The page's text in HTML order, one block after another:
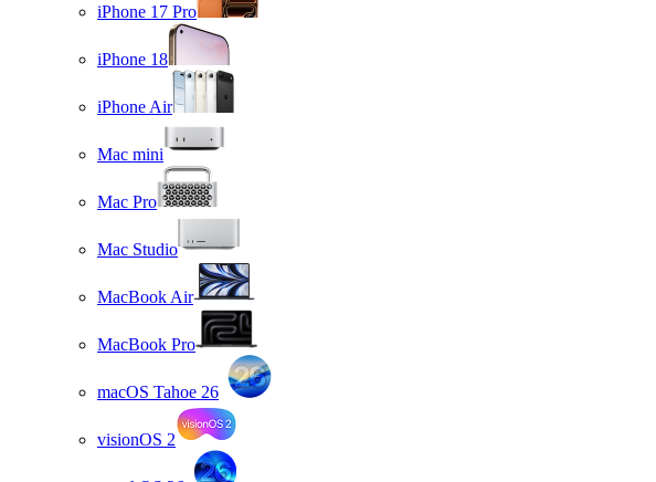
iPhone 17 Pro
iPhone 18
iPhone Air
Mac mini
Mac Pro
Mac Studio
MacBook Air
MacBook Pro
macOS Tahoe 26
visionOS 2